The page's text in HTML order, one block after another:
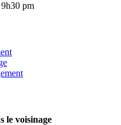
pm
le voisinage